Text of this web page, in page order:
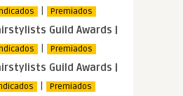
Premiados
Guild Awards |
Premiados
Guild Awards |
Premiados